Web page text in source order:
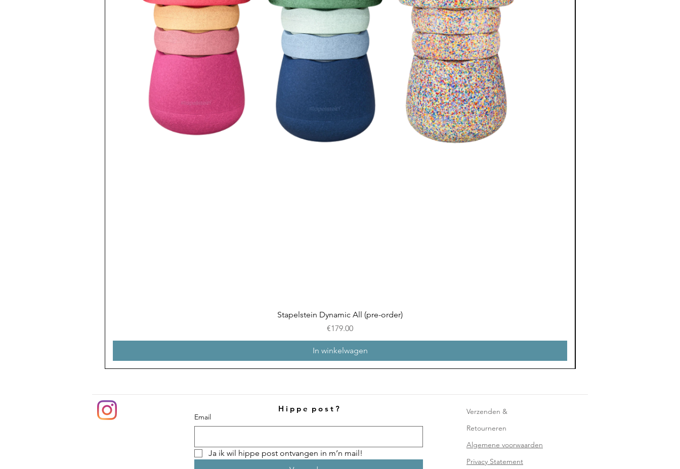
Snel overzicht
Stapelstein Dynamic All (pre-order)
Prijs
€179.00
In winkelwagen
Email
Ja ik wil hippe post ontvangen in m’n mail!
H i p p e p o s t ?
Verzenden &
Retourneren
Algemene voorwaarden
Privacy Statement